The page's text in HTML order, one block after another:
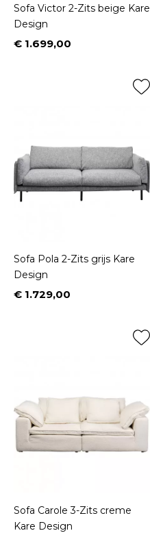
Sofa Victor 2-Zits beige Kare
Design
Prijs
€ 1.699,00
Sofa Pola 2-Zits grijs Kare
Design
Prijs
€ 1.729,00
Sofa Carole 3-Zits creme
Kare Design